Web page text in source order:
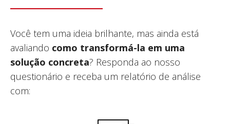
Você tem uma ideia brilhante, mas ainda está
avaliando como transformá-la em uma
solução concreta? Responda ao nosso
questionário e receba um relatório de análise
com: